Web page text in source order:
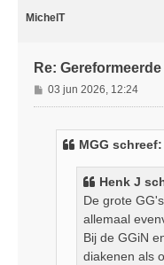
MichelT
Re:
B
e
03 jun 2026, 12:24
MGG schreef:
Henk J
De grote
allemaal
Bij de GGiN
diakenen als